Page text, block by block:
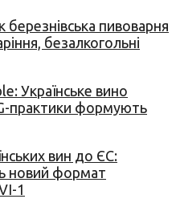
березнівська пивоварня
безалкогольні
Українське вино
практики формують
вин до ЄС:
новий формат
1